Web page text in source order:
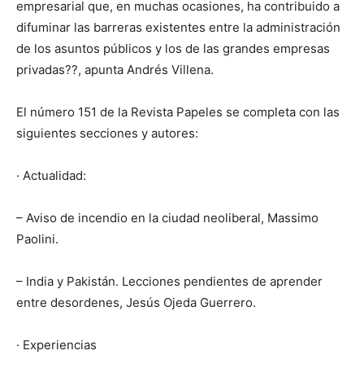
empresarial que, en muchas ocasiones, ha contribuido a
difuminar las barreras existentes entre la administración
de los asuntos públicos y los de las grandes empresas
privadas??, apunta Andrés Villena.
El número 151 de la Revista Papeles se completa con las
siguientes secciones y autores:
· Actualidad:
– Aviso de incendio en la ciudad neoliberal, Massimo
Paolini.
– India y Pakistán. Lecciones pendientes de aprender
entre desordenes, Jesús Ojeda Guerrero.
· Experiencias